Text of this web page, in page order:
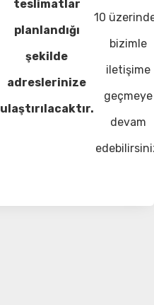
teslimatlar
planlandığı
şekilde
adreslerinize
ulaştırılacaktır.
10
bizimle
iletişime
geçmeye
devam